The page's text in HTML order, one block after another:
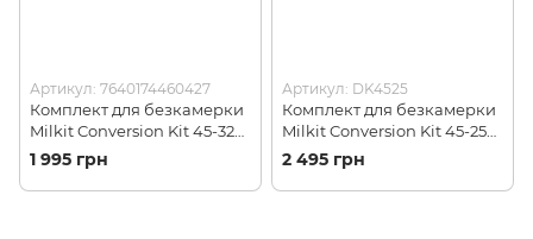
Артикул: 7640174460427
Комплект для безкамерки
Milkit Conversion Kit 45-32
(MLKT DK4532)
1 995 грн
Артикул: DK4525
Комплект для безкамерки
Milkit Conversion Kit 45-25
(MLKT DK4525)
2 495 грн